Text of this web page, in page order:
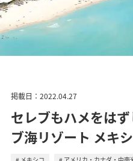
掲載日：2022.04.27
セレブもハメをは
ブ海リゾート メキ
メキシコ アメリカ・カナダ・中南